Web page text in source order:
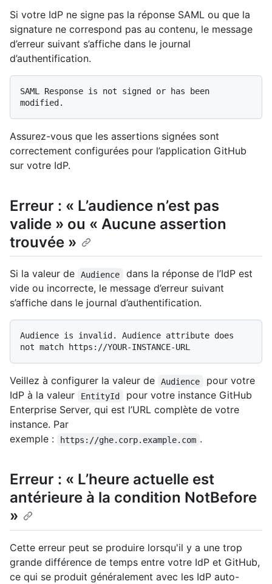
Si votre IdP ne signe pas la réponse SAML ou que la
signature ne correspond pas au contenu, le message
d’erreur suivant s’affiche dans le journal
d’authentification.
SAML Response is not signed or has been
Assurez-vous que les assertions signées sont
correctement configurées pour l’application GitHub
sur votre IdP.
Erreur : « L’audience n’est pas
valide » ou « Aucune assertion
trouvée »
Si la valeur de Audience
dans la réponse de l’IdP est
vide ou incorrecte, le message d’erreur suivant
s’affiche dans le journal d’authentification.
Audience is invalid. Audience attribute does
Veillez à configurer la valeur de Audience
pour votre
IdP à la valeur
EntityId
pour votre instance GitHub
Enterprise Server, qui est l’URL complète de votre
instance. Par
exemple :
https://ghe.corp.example.com .
Erreur : « L’heure actuelle est
antérieure à la condition NotBefore
»
Cette erreur peut se produire lorsqu'il y a une trop
grande différence de temps entre votre IdP et GitHub,
ce qui se produit généralement avec les IdP auto-